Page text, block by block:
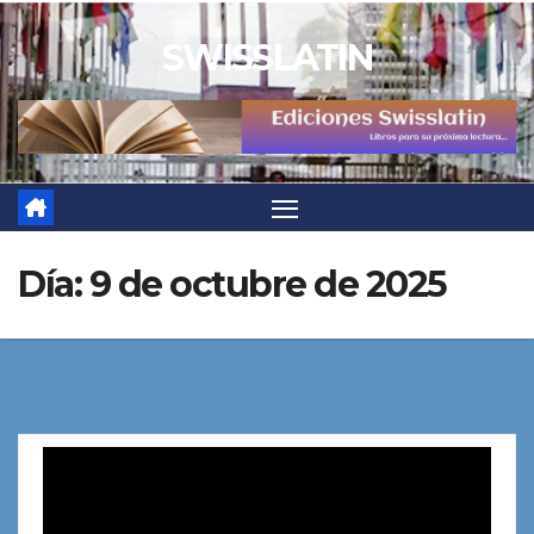
Saltar
al
contenido
SWISSLATIN
Día:9 de octubre de 2025